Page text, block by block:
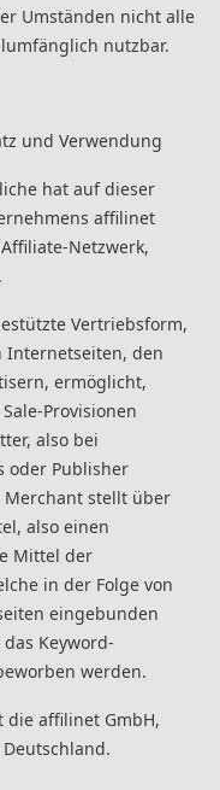
Umständen nicht alle
nutzbar.
und Verwendung
hat auf dieser
affilinet
Netzwerk,
Vertriebsform,
Internetseiten, den
ermöglicht,
Provisionen
also bei
oder Publisher
stellt über
also einen
Mittel der
in der Folge von
eingebunden
Keyword-
werden.
die affilinet GmbH,